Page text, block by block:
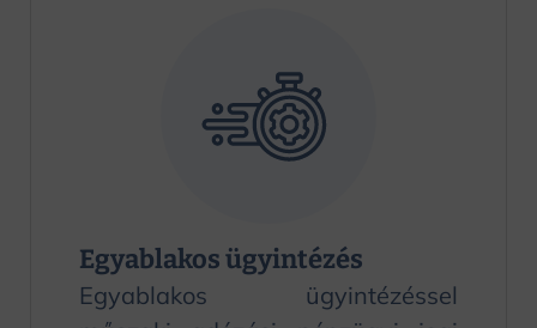
Egyablakos ügyintézés
Egyablakos ügyintézéssel